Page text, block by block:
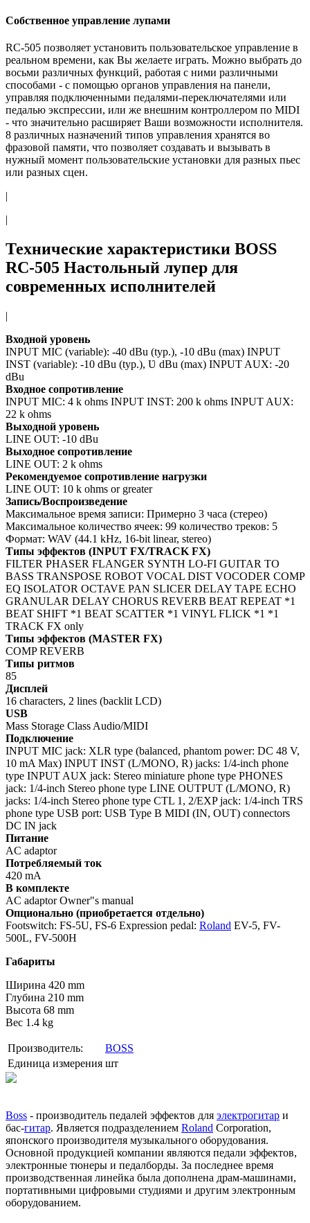
Собственное управление лупами
RC-505 позволяет установить пользовательское управление в
реальном времени, как Вы желаете играть. Можно выбрать до
восьми различных функций, работая с ними различными
способами - с помощью органов управления на панели,
управляя подключенными педалями-переключателями или
педалью экспрессии, или же внешним контроллером по MIDI
- что значительно расширяет Ваши возможности исполнителя.
8 различных назначений типов управления хранятся во
фразовой памяти, что позволяет создавать и вызывать в
нужный момент пользовательские установки для разных пьес
или разных сцен.
|
|
Технические характеристики BOSS
RC-505 Настольный лупер для
современных исполнителей
|
Входной уровень
INPUT MIC (variable): -40 dBu (typ.), -10 dBu (max) INPUT
INST (variable): -10 dBu (typ.), Ʋ dBu (max) INPUT AUX: -20
dBu
Входное сопротивление
INPUT MIC: 4 k ohms INPUT INST: 200 k ohms INPUT AUX:
22 k ohms
Выходной уровень
LINE OUT: -10 dBu
Выходное сопротивление
LINE OUT: 2 k ohms
Рекомендуемое сопротивление нагрузки
LINE OUT: 10 k ohms or greater
Запись/Воспроизведение
Максимальное время записи: Примерно 3 часа (стерео)
Максимальное количество ячеек: 99 количество треков: 5
Формат: WAV (44.1 kHz, 16-bit linear, stereo)
Типы эффектов (INPUT FX/TRACK FX)
FILTER PHASER FLANGER SYNTH LO-FI GUITAR TO
BASS TRANSPOSE ROBOT VOCAL DIST VOCODER COMP
EQ ISOLATOR OCTAVE PAN SLICER DELAY TAPE ECHO
GRANULAR DELAY CHORUS REVERB BEAT REPEAT *1
BEAT SHIFT *1 BEAT SCATTER *1 VINYL FLICK *1 *1
TRACK FX only
Типы эффектов (MASTER FX)
COMP REVERB
Типы ритмов
85
Дисплей
16 characters, 2 lines (backlit LCD)
USB
Mass Storage Class Audio/MIDI
Подключение
INPUT MIC jack: XLR type (balanced, phantom power: DC 48 V,
10 mA Max) INPUT INST (L/MONO, R) jacks: 1/4-inch phone
type INPUT AUX jack: Stereo miniature phone type PHONES
jack: 1/4-inch Stereo phone type LINE OUTPUT (L/MONO, R)
jacks: 1/4-inch Stereo phone type CTL 1, 2/EXP jack: 1/4-inch TRS
phone type USB port: USB Type B MIDI (IN, OUT) connectors
DC IN jack
Питание
AC adaptor
Потребляемый ток
420 mA
В комплекте
AC adaptor Owner"s manual
Опционально (приобретается отдельно)
Footswitch: FS-5U, FS-6 Expression pedal: Roland EV-5, FV-
500L, FV-500H
Габариты
Ширина 420 mm
Глубина 210 mm
Высота 68 mm
Вес 1.4 kg
Производитель:
BOSS
Единица измерения шт
Boss - производитель педалей эффектов для электрогитар и
бас-гитар. Является подразделением Roland Corporation,
японского производителя музыкального оборудования.
Основной продукцией компании являются педали эффектов,
электронные тюнеры и педалборды. За последнее время
производственная линейка была дополнена драм-машинами,
портативными цифровыми студиями и другим электронным
оборудованием.